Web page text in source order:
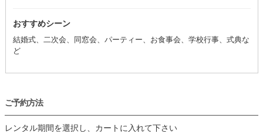
おすすめシーン
結婚式、二次会、同窓会、パーティー、お食事会、学校行事、式典な
ど
ご予約方法
レンタル期間を選択し、カートに入れて下さい